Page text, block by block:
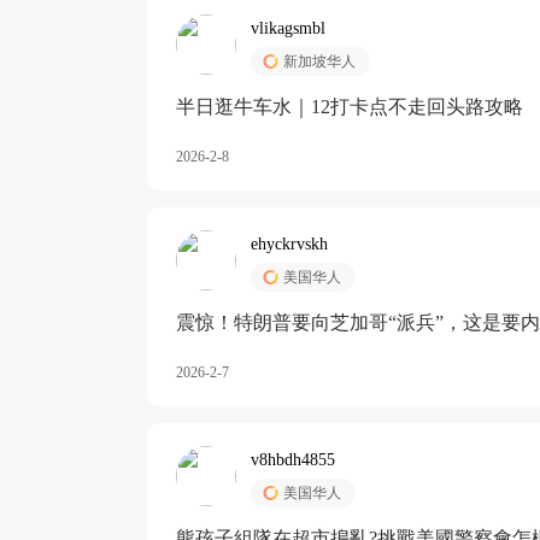
vlikagsmbl
新加坡华人
半日逛牛车水｜12打卡点不走回头路攻略
2026-2-8
ehyckrvskh
美国华人
震惊！特朗普要向芝加哥“派兵”，这是要
2026-2-7
v8hbdh4855
美国华人